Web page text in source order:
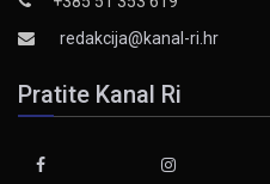
redakcija@kanal-ri.hr
Pratite Kanal Ri